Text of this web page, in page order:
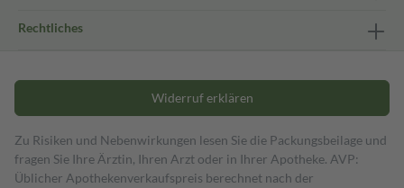
Rechtliches
Widerruf erklären
Zu Risiken und Nebenwirkungen lesen Sie die Packungsbeilage und
fragen Sie Ihre Ärztin, Ihren Arzt oder in Ihrer Apotheke. AVP:
Üblicher Apothekenverkaufspreis berechnet nach der